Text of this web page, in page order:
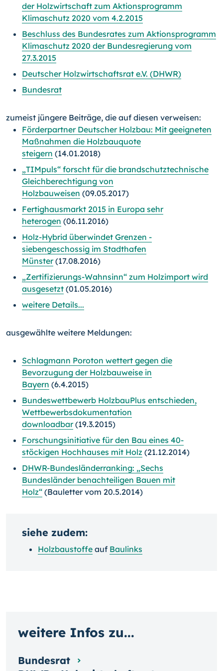
der Holzwirtschaft zum Aktionsprogramm
Klimaschutz 2020 vom 4.2.2015
Beschluss des Bundesrates zum Aktionsprogramm
Klimaschutz 2020 der Bundesregierung vom
27.3.2015
Deutscher Holzwirtschaftsrat e.V. (DHWR)
Bundesrat
zumeist jüngere Beiträge, die auf diesen verweisen:
Förderpartner Deutscher Holzbau: Mit geeigneten
Maßnahmen die Holzbauquote
steigern (14.01.2018)
„TIMpuls“ forscht für die brandschutztechnische
Gleichberechtigung von
Holzbauweisen (09.05.2017)
Fertighausmarkt 2015 in Europa sehr
heterogen (06.11.2016)
Holz-Hybrid überwindet Grenzen -
siebengeschossig im Stadthafen
Münster(17.08.2016)
„Zertifizierungs-Wahnsinn“ zum Holzimport wird
ausgesetzt (01.05.2016)
weitere Details...
ausgewählte weitere Meldungen:
Schlagmann Poroton wettert gegen die
Bevorzugung der Holzbauweise in
Bayern (6.4.2015)
Bundeswettbewerb HolzbauPlus entschieden,
Wettbewerbsdokumentation
downloadbar(19.3.2015)
Forschungsinitiative für den Bau eines 40-
stöckigen Hochhauses mit Holz (21.12.2014)
DHWR-Bundesländerranking: „Sechs
Bundesländer benachteiligen Bauen mit
Holz“ (Bauletter vom 20.5.2014)
siehe zudem:
Holzbaustoffe auf Baulinks
weitere Infos zu...
Bundesrat